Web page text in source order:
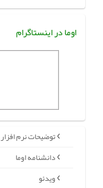
اوما در اینستاگرام
توضیحات نرم افزار
دانشنامه اوما
ویدئو